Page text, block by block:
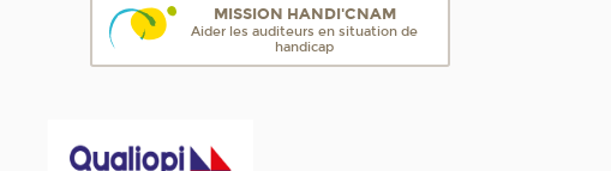
MISSION HANDI'CNAM
Aider les auditeurs en situation de
handicap